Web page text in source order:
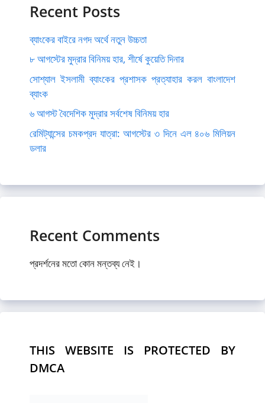
Recent Posts
ব্যাংকের বাইরে নগদ অর্থে নতুন উচ্চতা
৮ আগস্টের মুদ্রার বিনিময় হার, শীর্ষে কুয়েতি দিনার
সোশ্যাল ইসলামী ব্যাংকের প্রশাসক প্রত্যাহার করল বাংলাদেশ
ব্যাংক
৬ আগস্ট বৈদেশিক মুদ্রার সর্বশেষ বিনিময় হার
রেমিট্যান্সের চমকপ্রদ যাত্রা: আগস্টের ৩ দিনে এল ৪০৬ মিলিয়ন
ডলার
Recent Comments
প্রদর্শনের মতো কোন মন্তব্য নেই।
THIS WEBSITE IS PROTECTED BY
DMCA